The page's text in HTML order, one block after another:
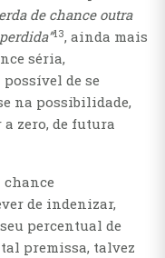
de chance outra
13, ainda mais
séria,
de se
na possibilidade,
zero, de futura
de indenizar,
percentual de
premissa, talvez